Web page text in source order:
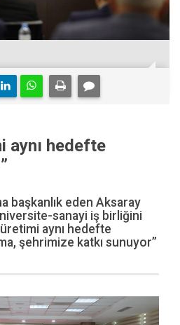
aynı hedefte
başkanlık eden Aksaray
sanayi iş birliğini
aynı hedefte
şehrimize katkı sunuyor”